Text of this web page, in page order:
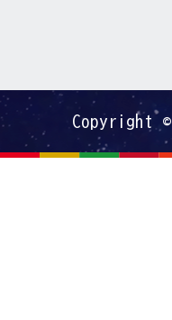
Copyright